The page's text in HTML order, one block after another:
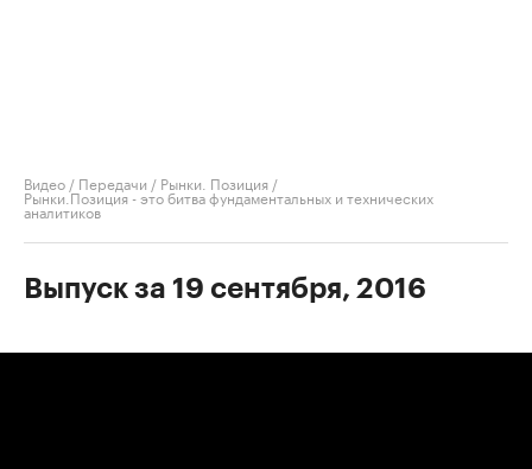
Видео / Передачи / Рынки. Позиция /
Рынки.Позиция - это битва фундаментальных и технических
аналитиков
Выпуск за 19 сентября, 2016